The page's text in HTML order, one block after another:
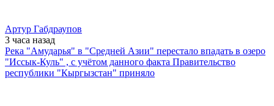
Артур Габдраупов
3 часа назад
Река "Амударья" в "Средней Азии" перестало впадать в озеро
"Иссык-Куль" , с учётом данного факта Правительство
республики "Кыргызстан" приняло